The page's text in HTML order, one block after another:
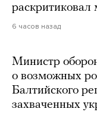
6 часов назад
Министр
о возможных
Балтийского
захваченных